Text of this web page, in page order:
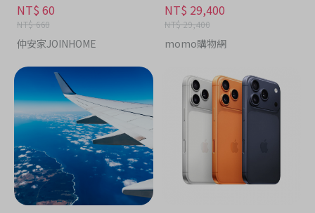
NT$ 60
NT$ 660
仲安家JOINHOME
NT$ 29,400
NT$ 29,400
momo購物網